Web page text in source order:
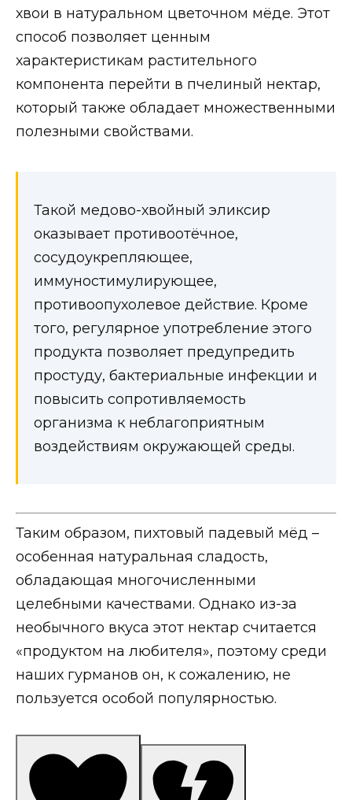
хвои в натуральном цветочном мёде. Этот
способ позволяет ценным
характеристикам растительного
компонента перейти в пчелиный нектар,
который также обладает множественными
полезными свойствами.
Такой медово-хвойный эликсир
оказывает противоотёчное,
сосудоукрепляющее,
иммуностимулирующее,
противоопухолевое действие. Кроме
того, регулярное употребление этого
продукта позволяет предупредить
простуду, бактериальные инфекции и
повысить сопротивляемость
организма к неблагоприятным
воздействиям окружающей среды.
Таким образом, пихтовый падевый мёд –
особенная натуральная сладость,
обладающая многочисленными
целебными качествами. Однако из-за
необычного вкуса этот нектар считается
«продуктом на любителя», поэтому среди
наших гурманов он, к сожалению, не
пользуется особой популярностью.